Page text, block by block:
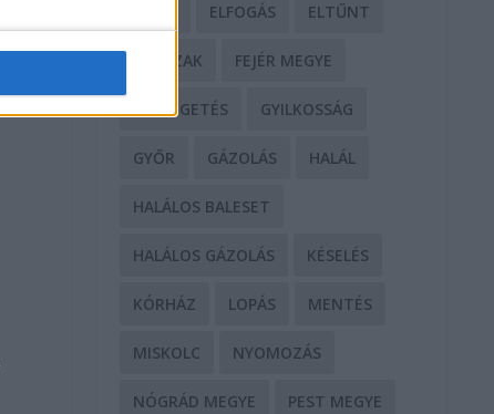
ELFOGÁS ELTŰNT
ERŐSZAK FEJÉR MEGYE
FENYEGETÉS GYILKOSSÁG
GYŐR GÁZOLÁS HALÁL
HALÁLOS BALESET
HALÁLOS GÁZOLÁS KÉSELÉS
KÓRHÁZ LOPÁS MENTÉS
MISKOLC NYOMOZÁS
NÓGRÁD MEGYE PEST MEGYE